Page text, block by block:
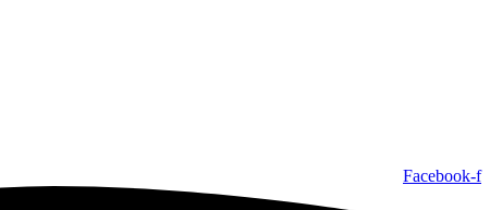
Facebook-f